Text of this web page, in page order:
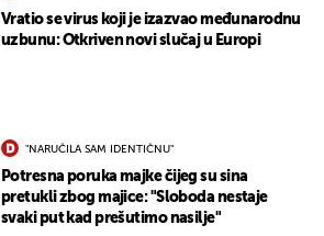
Vratio se virus koji je izazvao međunarodnu
uzbunu: Otkriven novi slučaj u Europi
"NARUČILA SAM IDENTIČNU"
Potresna poruka majke čijeg su sina
pretukli zbog majice: "Sloboda nestaje
svaki put kad prešutimo nasilje"